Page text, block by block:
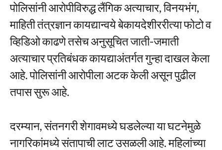
पोलिसांनी आरोपीविरुद्ध लैंगिक अत्याचार, विनयभंग,
माहिती तंत्रज्ञान कायद्यान्वये बेकायदेशीररीत्या फोटो व
व्हिडिओ काढणे तसेच अनुसूचित जाती-जमाती
अत्याचार प्रतिबंधक कायद्याअंतर्गत गुन्हा दाखल केला
आहे. पोलिसांनी आरोपीला अटक केली असून पुढील
तपास सुरू आहे.
दरम्यान, संतनगरी शेगावमध्ये घडलेल्या या घटनेमुळे
नागरिकांमध्ये संतापाची लाट उसळली आहे. महिलांच्या